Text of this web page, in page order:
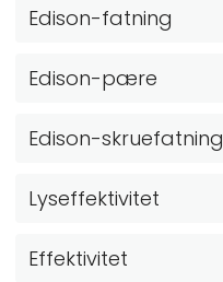
Edison-fatning
Edison-pære
Edison-skruefatning
Lyseffektivitet
Effektivitet